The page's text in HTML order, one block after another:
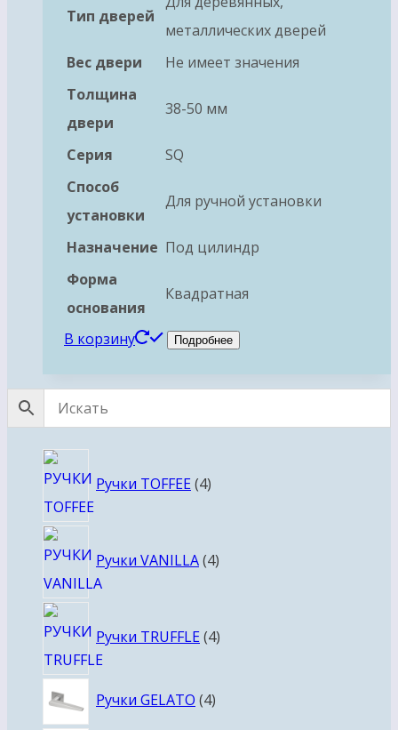
Тип дверей
металлических дверей
Вес двери
Не имеет значения
Толщина
двери
38-50 мм
Серия
SQ
Способ
установки
Для ручной установки
Назначение Под цилиндр
Форма
основания
Квадратная
В корзину Подробнее
Ручки TOFFEE 4товара
Ручки VANILLA 4товара
Ручки TRUFFLE 4товара
Ручки GELATO 44